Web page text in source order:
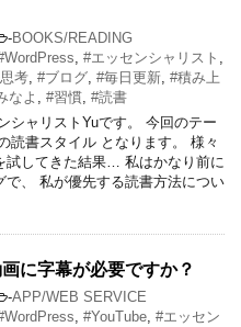
-BOOKS/READING
, #エッセンシャリスト ,
考, #ブログ, #毎日更新, #積み上
なよ , #習慣, #読書
シャリストYuです。 今回のテー
読書スタイル となります。 様々
試してきた結果… 私はかなり前に
で、 私が優先する読書方法につい
に字幕が必要ですか？
-APP/WEB SERVICE
, #YouTube, #エッセン